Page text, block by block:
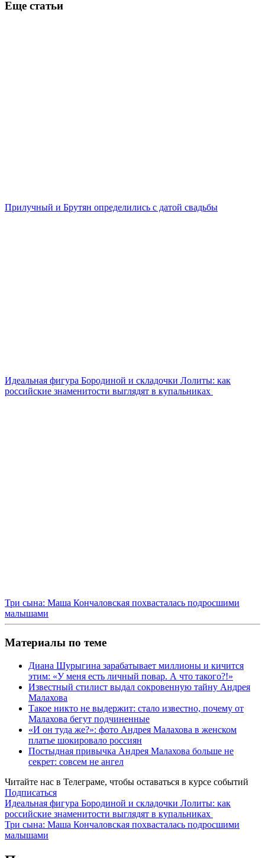
Еще статьи
Прилучный и Брутян определились с датой свадьбы
Идеальная фигура Бородиной и складочки Лолиты: как
российские знаменитости выглядят в купальниках
Три сына: Маша Кончаловская похвасталась подросшими
малышами
Материалы по теме
Диана Шурыгина зарабатывает миллионы и кичится
этим: «У меня есть личный повар. А что такого?!»
Известный стилист выдал сокровенную тайну Андрея
Малахова
Такое никто не выдержит: стало известно, почему от
Малахова бегут подчиненные
«И он туда же?»: фото Андрея Малахова в женском
платье шокировало россиян
Постыдная привычка Андрея Малахова больше не
секрет: совсем не ангел
Читайте нас в Телеграме, чтобы оставаться в курсе событий
Подписаться
Навигация
по
записям
Идеальная фигура Бородиной и складочки Лолиты: как
российские знаменитости выглядят в купальниках
Три сына: Маша Кончаловская похвасталась подросшими
малышами